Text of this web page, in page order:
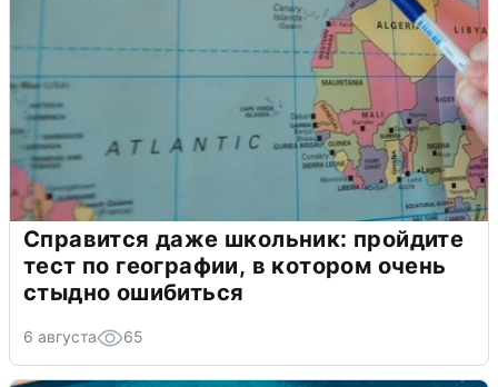
Справится даже школьник: пройдите
тест по географии, в котором очень
стыдно ошибиться
6 августа 65